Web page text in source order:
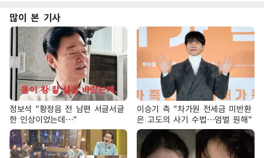
많이 본 기사
정보석 "황정음 전 남편 서글서글
한 인상이었는데…"
이승기 측 "차가원 전세금 미반환
은 고도의 사기 수법…엄벌 원해"